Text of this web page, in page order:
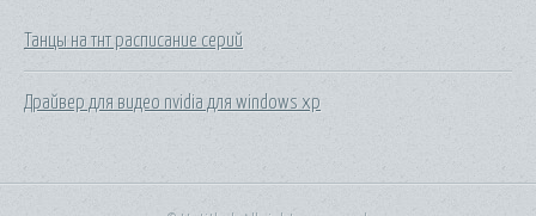
Танцы на тнт расписание серий
Драйвер для видео nvidia для windows xp